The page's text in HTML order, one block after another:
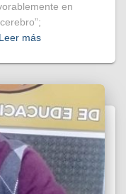
en
Leer más